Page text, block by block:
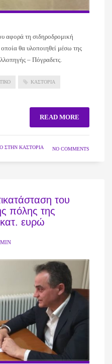
αφορά τη σιδηροδρομική
θα υλοποιηθεί μέσω της
– Πόγραδετς.
ΚΑΣΤΟΡΙΑ
READ MORE
ΣΤΗΝ ΚΑΣΤΟΡΙΆ NO COMMENTS
του
πόλης της
ευρώ